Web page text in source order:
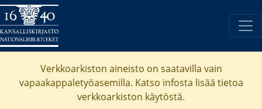
Verkkoarkiston aineisto on saatavilla vain
vapaakappaletyöasemilla. Katso infosta lisää tietoa
verkkoarkiston käytöstä.